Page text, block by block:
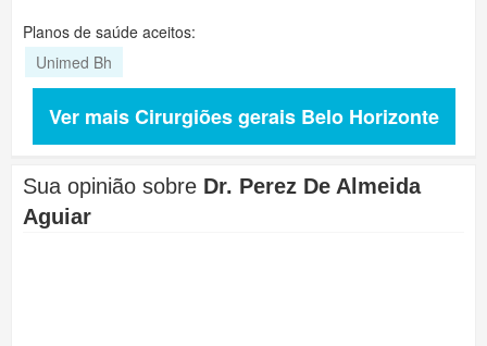
Planos de saúde aceitos:
Unimed Bh
Ver mais Cirurgiões gerais Belo Horizonte
Sua opinião sobre Dr. Perez De Almeida
Aguiar